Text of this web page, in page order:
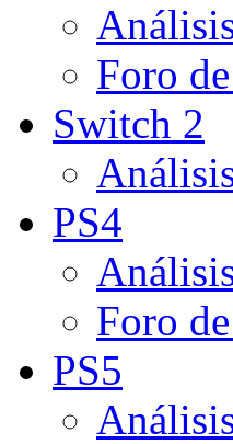
Foro
Switch 2
PS4
Foro
PS5